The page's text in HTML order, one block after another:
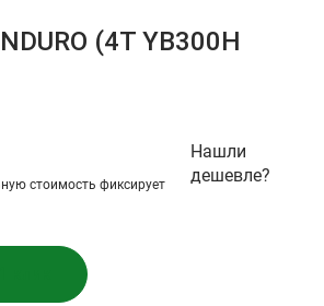
стр.2.
(4T YB300H
стоимоcть фиксирует
Нашли
дешевле?